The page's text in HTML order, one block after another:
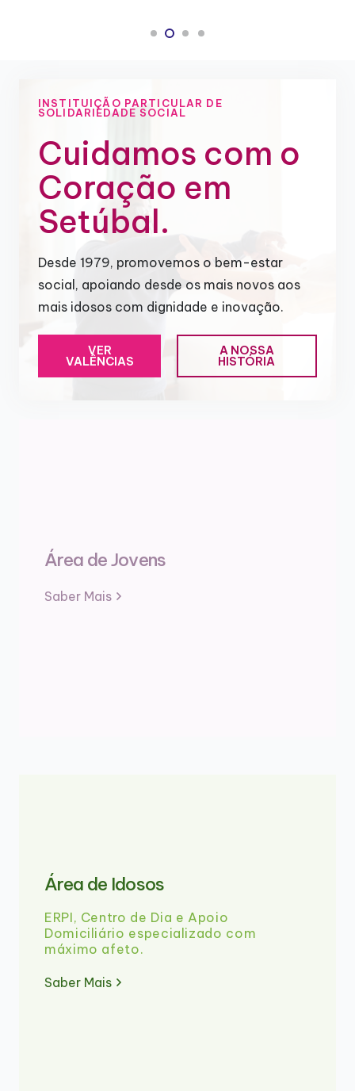
INSTITUIÇÃO PARTICULAR DE
SOLIDARIEDADE SOCIAL
Cuidamos com o
Coração em
Setúbal.
Desde 1979, promovemos o bem-estar
social, apoiando desde os mais novos aos
mais idosos com dignidade e inovação.
VER
VALÊNCIAS
A NOSSA
HISTÓRIA
Área de Jovens
Saber Mais
Área de Idosos
ERPI, Centro de Dia e Apoio
Domiciliário especializado com
máximo afeto.
Saber Mais